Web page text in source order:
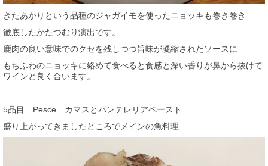
きたあかりという品種のジャガイモを使ったニョッキも巻き巻き
徹底したかたつむり演出です。
鹿肉の良い意味でのクセを残しつつ旨味が凝縮されたソースに
もちふわのニョッキに絡めて食べると食感と深い香りが鼻から抜けて
ワインと良く合います。
5品目 Pesce カマスとパンテレリアペースト
盛り上がってきましたところでメインの魚料理